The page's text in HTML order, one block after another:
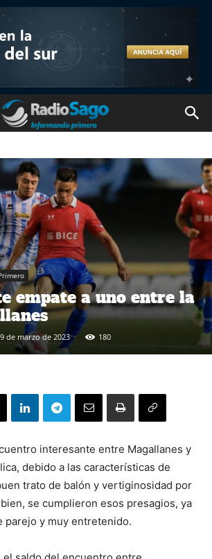
empate a uno entre la
de marzo de 2023 180
interesante entre Magallanes y
debido a las características de
trato de balón y vertiginosidad por
se cumplieron esos presagios, ya
parejo y muy entretenido.